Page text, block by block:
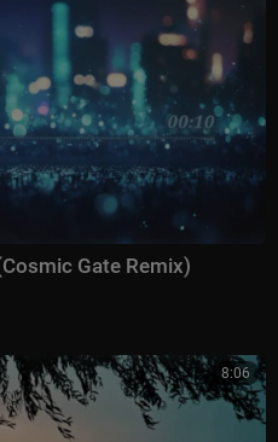
Gate Remix)
8:06